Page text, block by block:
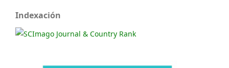
Indexación